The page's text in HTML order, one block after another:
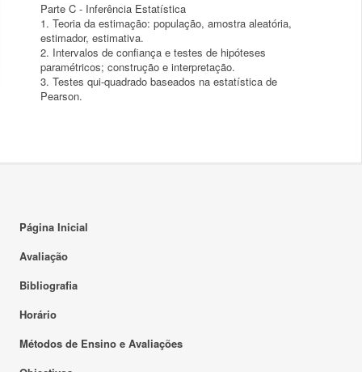
Parte C - Inferência Estatística
1. Teoria da estimação: população, amostra aleatória,
estimador, estimativa.
2. Intervalos de confiança e testes de hipóteses
paramétricos; construção e interpretação.
3. Testes qui-quadrado baseados na estatística de
Página Inicial
Avaliação
Bibliografia
Horário
Métodos de Ensino e Avaliações